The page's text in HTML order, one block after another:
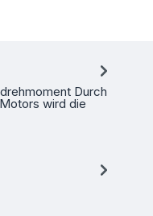
Durch
wird die